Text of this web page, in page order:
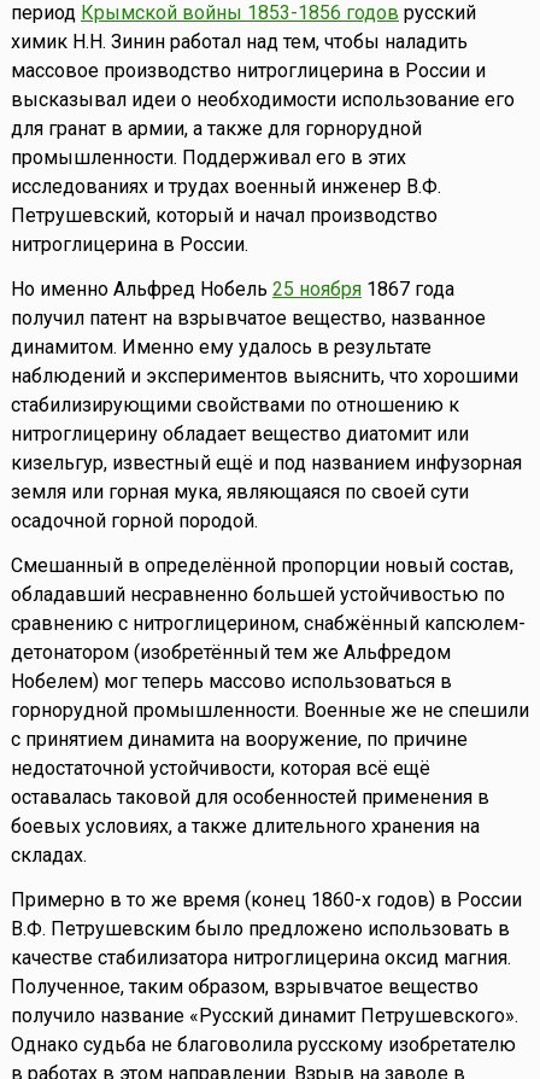
период Крымской войны 1853-1856 годов русский
химик Н.Н. Зинин работал над тем, чтобы наладить
массовое производство нитроглицерина в России и
высказывал идеи о необходимости использование его
для гранат в армии, а также для горнорудной
промышленности. Поддерживал его в этих
исследованиях и трудах военный инженер В.Ф.
Петрушевский, который и начал производство
нитроглицерина в России.
Но именно Альфред Нобель 25 ноября1867 года
получил патент на взрывчатое вещество, названное
динамитом. Именно ему удалось в результате
наблюдений и экспериментов выяснить, что хорошими
стабилизирующими свойствами по отношению к
нитроглицерину обладает вещество диатомит или
кизельгур, известный ещё и под названием инфузорная
земля или горная мука, являющаяся по своей сути
осадочной горной породой.
Смешанный в определённой пропорции новый состав,
обладавший несравненно большей устойчивостью по
сравнению с нитроглицерином, снабжённый капсюлем-
детонатором (изобретённый тем же Альфредом
Нобелем) мог теперь массово использоваться в
горнорудной промышленности. Военные же не спешили
с принятием динамита на вооружение, по причине
недостаточной устойчивости, которая всё ещё
оставалась таковой для особенностей применения в
боевых условиях, а также длительного хранения на
складах.
Примерно в то же время (конец 1860-х годов) в России
В.Ф. Петрушевским было предложено использовать в
качестве стабилизатора нитроглицерина оксид магния.
Полученное, таким образом, взрывчатое вещество
получило название «Русский динамит Петрушевского».
Однако судьба не благоволила русскому изобретателю
в работах в этом направлении. Взрыв на заводе в